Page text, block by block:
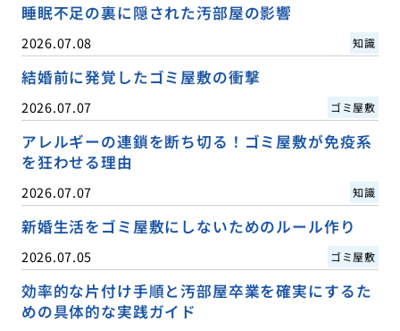
睡眠不足の裏に隠された汚部屋の影響
2026.07.08 知識
結婚前に発覚したゴミ屋敷の衝撃
2026.07.07 ゴミ屋敷
アレルギーの連鎖を断ち切る！ゴミ屋敷が免疫系
を狂わせる理由
2026.07.07 知識
新婚生活をゴミ屋敷にしないためのルール作り
2026.07.05 ゴミ屋敷
効率的な片付け手順と汚部屋卒業を確実にするた
めの具体的な実践ガイド